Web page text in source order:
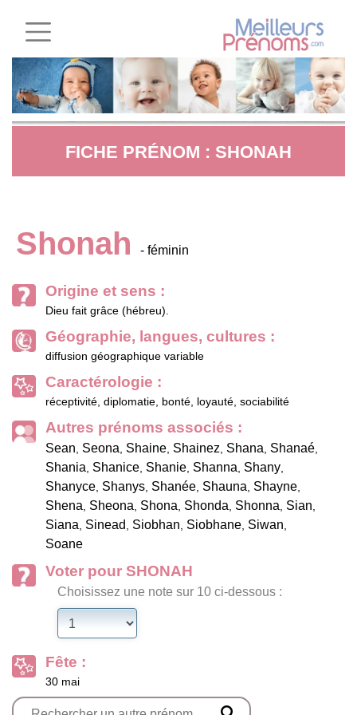
FICHE PRÉNOM : SHONAH
Shonah - féminin
Origine et sens :
Dieu fait grâce (hébreu).
Géographie, langues, cultures :
diffusion géographique variable
Caractérologie :
réceptivité, diplomatie, bonté, loyauté, sociabilité
Autres prénoms associés :
Sean, Seona, Shaine, Shainez, Shana, Shanaé,
Shania, Shanice, Shanie, Shanna, Shany,
Shanyce, Shanys, Shanée, Shauna, Shayne,
Shena, Sheona, Shona, Shonda, Shonna, Sian,
Siana, Sinead, Siobhan, Siobhane, Siwan,
Soane
Voter pour SHONAH
Choisissez une note sur 10 ci-dessous :
Fête :
30 mai